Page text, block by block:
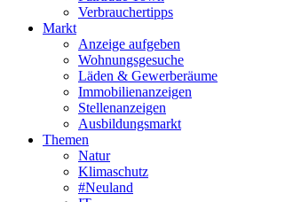
Verbrauchertipps
Markt
Anzeige aufgeben
Wohnungsgesuche
Läden & Gewerberäume
Immobilienanzeigen
Stellenanzeigen
Ausbildungsmarkt
Themen
Natur
Klimaschutz
#Neuland